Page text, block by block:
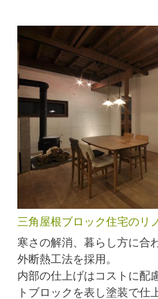
三角屋根ブロック住宅のリ
寒さの解消、暮らし方に合
外断熱工法を採用。
内部の仕上げはコストに配
トブロックを表し塗装で仕